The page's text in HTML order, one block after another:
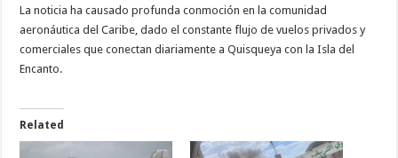
La noticia ha causado profunda conmoción en la comunidad
aeronáutica del Caribe, dado el constante flujo de vuelos privados y
comerciales que conectan diariamente a Quisqueya con la Isla del
Encanto.
Related